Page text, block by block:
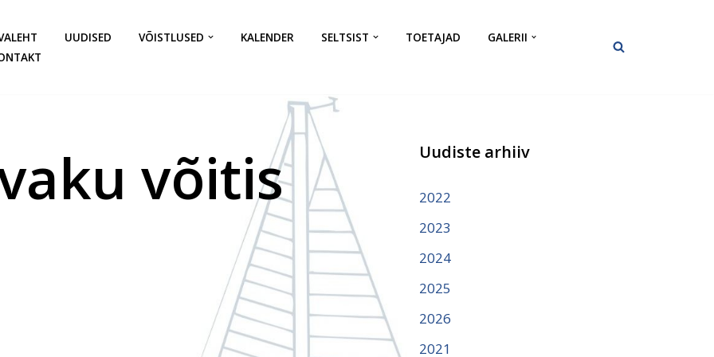
UUDISED VÕISTLUSED KALENDER SELTSIST TOETAJAD
GALERII
võitis
Uudiste arhiiv
2022
2023
2024
2025
2026
2021